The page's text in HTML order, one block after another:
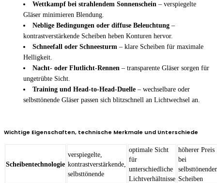
Wettkampf bei strahlendem Sonnenschein – verspiegelte
Gläser minimieren Blendung.
Neblige Bedingungen oder diffuse Beleuchtung –
kontrastverstärkende Scheiben heben Konturen hervor.
Schneefall oder Schneesturm – klare Scheiben für maximale
Helligkeit.
Nacht- oder Flutlicht-Rennen – transparente Gläser sorgen für
ungetrübte Sicht.
Training und Head-to-Head-Duelle – wechselbare oder
selbsttönende Gläser passen sich blitzschnell an Lichtwechsel an.
Wichtige Eigenschaften, technische Merkmale und Unterschiede
Scheibentechnologie
verspiegelte,
kontrastverstärkende,
selbsttönende
optimale Sicht
für
unterschiedliche
Lichtverhältnisse
höherer Preis
bei
Scheiben